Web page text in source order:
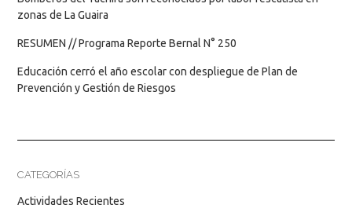
zonas de La Guaira
RESUMEN // Programa Reporte Bernal N° 250
Educación cerró el año escolar con despliegue de Plan de
Prevención y Gestión de Riesgos
CATEGORÍAS
Actividades Recientes